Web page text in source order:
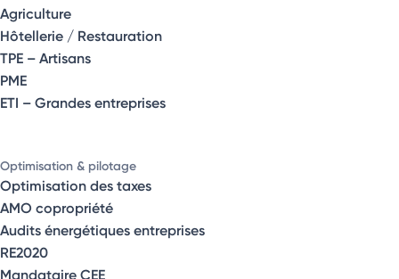
Agriculture
Hôtellerie / Restauration
TPE – Artisans
PME
ETI – Grandes entreprises
Optimisation & pilotage
Optimisation des taxes
AMO copropriété
Audits énergétiques entreprises
RE2020
Mandataire CEE